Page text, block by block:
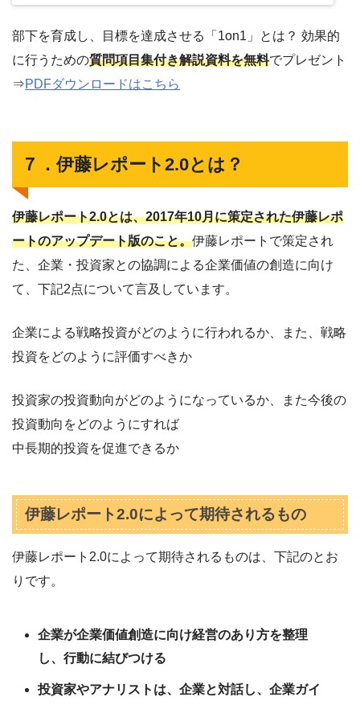
部下を育成し、目標を達成させる「1on1」とは？ 効果的
に行うための質問項目集付き解説資料を無料でプレゼント
⇒PDFダウンロードはこちら
７．伊藤レポート2.0とは？
伊藤レポート2.0とは、2017年10月に策定された伊藤レポ
ートのアップデート版のこと。伊藤レポートで策定され
た、企業・投資家との協調による企業価値の創造に向け
て、下記2点について言及しています。
企業による戦略投資がどのように行われるか、また、戦略
投資をどのように評価すべきか
投資家の投資動向がどのようになっているか、また今後の
投資動向をどのようにすれば
中長期的投資を促進できるか
伊藤レポート2.0によって期待されるもの
伊藤レポート2.0によって期待されるものは、下記のとお
りです。
企業が企業価値創造に向け経営のあり方を整理
し、行動に結びつける
投資家やアナリストは、企業と対話し、企業ガイ